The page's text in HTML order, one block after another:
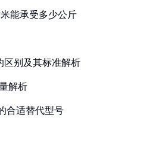
能承受多少公斤
区别及其标准解析
解析
合适替代型号